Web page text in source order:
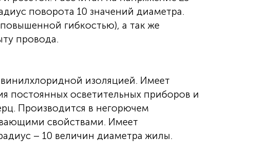
поворота 10 значений диаметра.
гибкостью), а так же
провода.
изоляцией. Имеет
постоянных осветительных приборов и
Производится в негорючем
свойствами. Имеет
– 10 величин диаметра жилы.